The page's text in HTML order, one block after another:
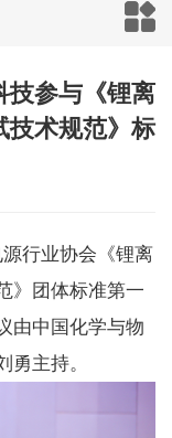
技参与《锂离
技术规范》标
行业协会《锂离
》团体标准第一
由中国化学与物
主持。